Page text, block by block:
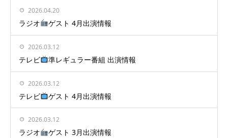
2026.04.20
ラジオ ゲスト 4月出演情報
2026.03.12
テレビ 準レギュラー番組 出演情報
2026.03.12
テレビ ゲスト 4月出演情報
2026.03.12
ラジオ ゲスト 3月出演情報